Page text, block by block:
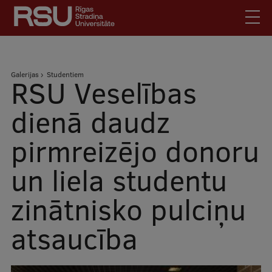
Pārlekt
galveno
saturu
Latviski
Meklēt Mobile
augšējā
izvēlne
Skolēniem
Studentiem
Absolventiem
Darbiniekiem
Darba devējiem
Bibliotēka
Kontakti
Vakances
Atpakaļceļš
Galerijas Studentiem
RSU Veselības
dienā daudz
pirmreizējo donoru
un liela studentu
zinātnisko pulciņu
atsaucība